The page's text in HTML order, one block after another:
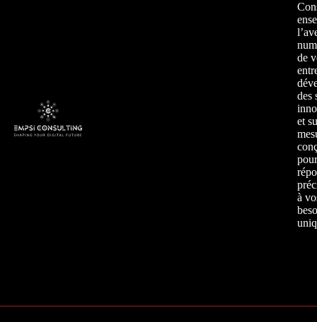
de
des
et
pour
à